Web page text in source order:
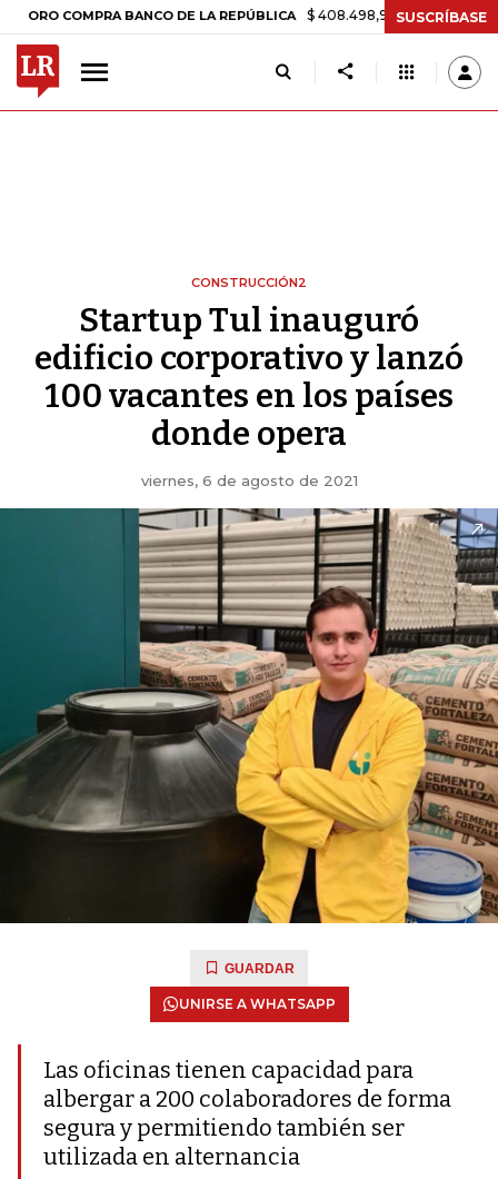
COMPRA BANCO DE LA REPÚBLICA $ 408.498,97 +$ 8.753,81 +2,19%
SUSCRÍBASE
CONSTRUCCIÓN2
Startup Tul inauguró
edificio corporativo y lanzó
100 vacantes en los países
donde opera
viernes, 6 de agosto de 2021
GUARDAR
UNIRSE A WHATSAPP
Las oficinas tienen capacidad para
albergar a 200 colaboradores de forma
segura y permitiendo también ser
utilizada en alternancia